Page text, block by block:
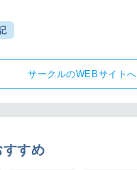
サークルのWEBサイトへ
すすめ